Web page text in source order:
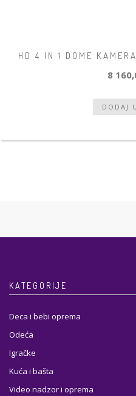
HD 4 IN 1 DOME
8
KATEGORIJE
Deca i bebi oprema
Odeća
Igračke
Kuća i bašta
Video nadzor i oprema